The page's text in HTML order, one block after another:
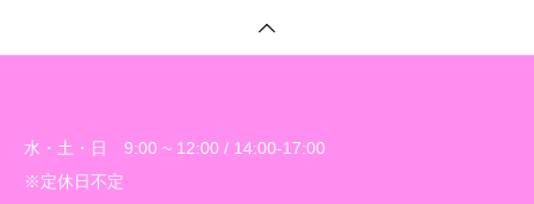
水・土・日 9:00 ~ 12:00 / 14:00-17:00
※定休日不定